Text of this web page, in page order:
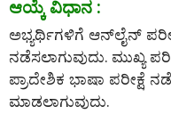
ಆಯ್ಕೆ ವಿಧಾನ :
ಅಭ್ಯರ್ಥಿಗಳಿಗೆ ಆನ್‌ಲೈನ್‌
ನಡೆಸಲಾಗುವುದು. ಮುಖ್ಯ
ಪ್ರಾದೇಶಿಕ ಭಾಷಾ ಪರೀಕ್ಷೆ
ಮಾಡಲಾಗುವುದು.